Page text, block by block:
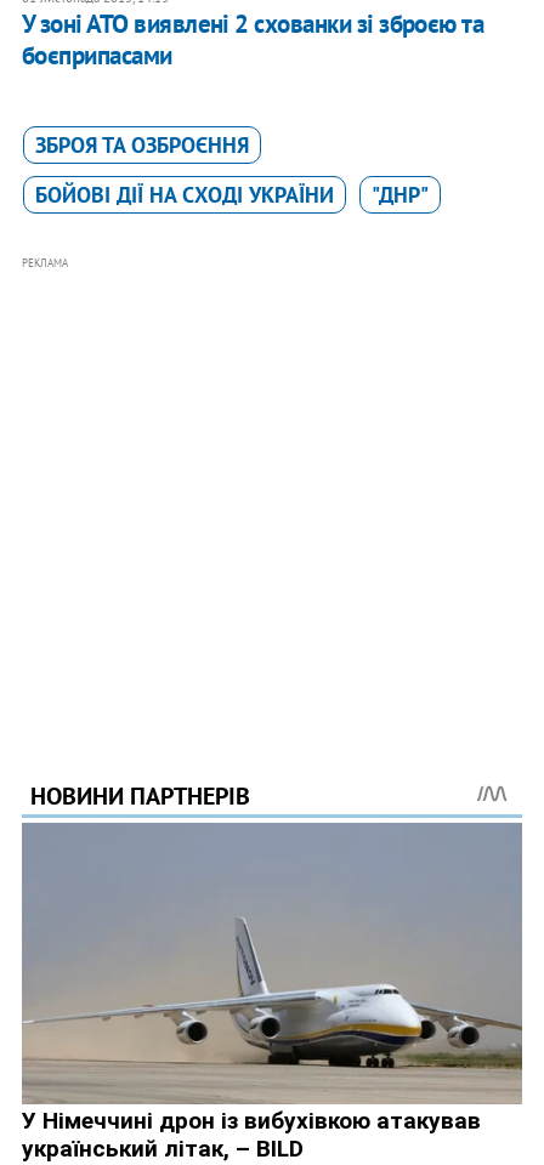
У зоні АТО виявлені 2 схованки зі зброєю та
боєприпасами
ЗБРОЯ ТА ОЗБРОЄННЯ
БОЙОВІ ДІЇ НА СХОДІ УКРАЇНИ
"ДНР"
РЕКЛАМА